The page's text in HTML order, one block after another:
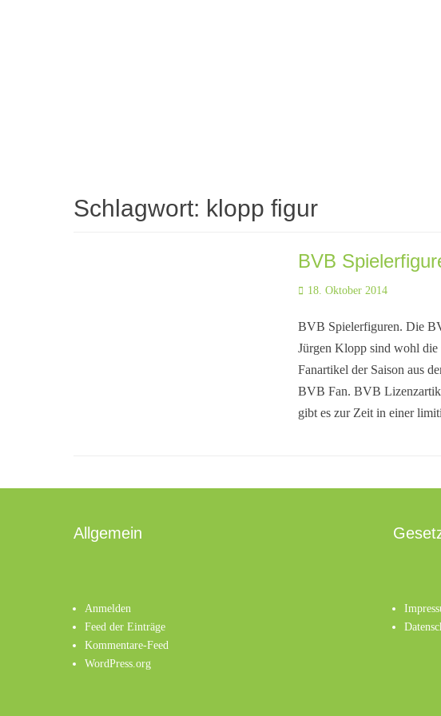
Schlagwort: klopp figur
BVB
Posted
18. Oktober 2014
BVB Spielerfiguren. Die
Jürgen Klopp sind wohl die
Fanartikel der Saison aus
BVB Fan. BVB
gibt es zur Zeit in einer
Allgemein
Anmelden
Feed der Einträge
Kommentare-Feed
WordPress.org